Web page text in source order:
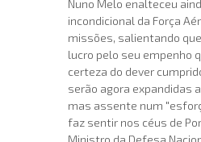
Nuno Melo enalteceu
incondicional da Força
missões, salientando
lucro pelo seu empenho
certeza do dever
serão agora expandidas
mas assente num
faz sentir nos céus de
Ministro da Defesa